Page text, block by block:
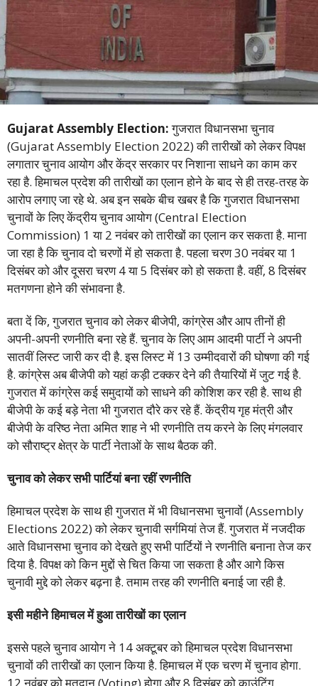
Gujarat Assembly Election:गुजरात विधानसभा चुनाव
(Gujarat Assembly Election 2022) की तारीखों को लेकर विपक्ष
लगातार चुनाव आयोग और केंद्र सरकार पर निशाना साधने का काम कर
रहा है. हिमाचल प्रदेश की तारीखों का एलान होने के बाद से ही तरह-तरह के
आरोप लगाए जा रहे थे. अब इन सबके बीच खबर है कि गुजरात विधानसभा
चुनावों के लिए केंद्रीय चुनाव आयोग (Central Election
Commission) 1 या 2 नवंबर को तारीखों का एलान कर सकता है. माना
जा रहा है कि चुनाव दो चरणों में हो सकता है. पहला चरण 30 नवंबर या 1
दिसंबर को और दूसरा चरण 4 या 5 दिसंबर को हो सकता है. वहीं, 8 दिसंबर
मतगणना होने की संभावना है.
बता दें कि, गुजरात चुनाव को लेकर बीजेपी, कांग्रेस और आप तीनों ही
अपनी-अपनी रणनीति बना रहे हैं. चुनाव के लिए आम आदमी पार्टी ने अपनी
सातवीं लिस्ट जारी कर दी है. इस लिस्ट में 13 उम्मीदवारों की घोषणा की गई
है. कांग्रेस अब बीजेपी को यहां कड़ी टक्कर देने की तैयारियों में जुट गई है.
गुजरात में कांग्रेस कई समुदायों को साधने की कोशिश कर रही है. साथ ही
बीजेपी के कई बड़े नेता भी गुजरात दौरे कर रहे हैं. केंद्रीय गृह मंत्री और
बीजेपी के वरिष्ठ नेता अमित शाह ने भी रणनीति तय करने के लिए मंगलवार
को सौराष्ट्र क्षेत्र के पार्टी नेताओं के साथ बैठक की.
चुनाव को लेकर सभी पार्टियां बना रहीं रणनीति
हिमाचल प्रदेश के साथ ही गुजरात में भी विधानसभा चुनावों (Assembly
Elections 2022) को लेकर चुनावी सर्गमियां तेज हैं. गुजरात में नजदीक
आते विधानसभा चुनाव को देखते हुए सभी पार्टियों ने रणनीति बनाना तेज कर
दिया है. विपक्ष को किन मुद्दों से चित किया जा सकता है और आगे किस
चुनावी मुद्दे को लेकर बढ़ना है. तमाम तरह की रणनीति बनाई जा रही है.
इसी महीने हिमाचल में हुआ तारीखों का एलान
इससे पहले चुनाव आयोग ने 14 अक्टूबर को हिमाचल प्रदेश विधानसभा
चुनावों की तारीखों का एलान किया है. हिमाचल में एक चरण में चुनाव होगा.